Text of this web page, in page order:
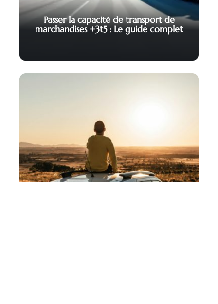
Passer la capacité de transport de
marchandises +3t5 : Le guide complet